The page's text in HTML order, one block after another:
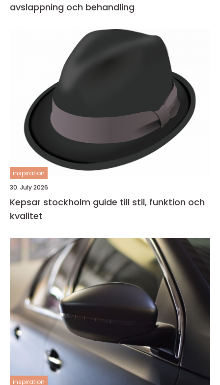
avslappning och behandling
inspiration
30. July 2026
Kepsar stockholm guide till stil, funktion och
kvalitet
inspiration